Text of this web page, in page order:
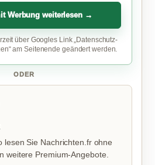
Werbung weiterlesen →
über Googles Link „Datenschutz-
am Seitenende geändert werden.
ODER
lesen Sie Nachrichten.fr ohne
weitere Premium-Angebote.